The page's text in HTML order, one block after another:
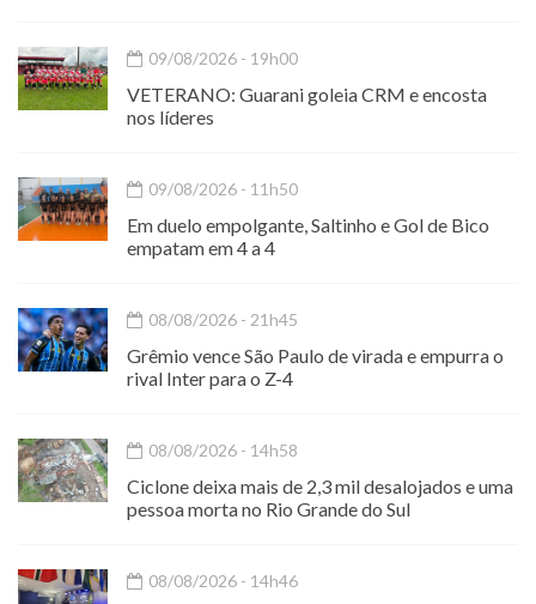
09/08/2026 - 19h00
VETERANO: Guarani goleia CRM e encosta
nos líderes
09/08/2026 - 11h50
Em duelo empolgante, Saltinho e Gol de Bico
empatam em 4 a 4
08/08/2026 - 21h45
Grêmio vence São Paulo de virada e empurra o
rival Inter para o Z-4
08/08/2026 - 14h58
Ciclone deixa mais de 2,3 mil desalojados e uma
pessoa morta no Rio Grande do Sul
08/08/2026 - 14h46